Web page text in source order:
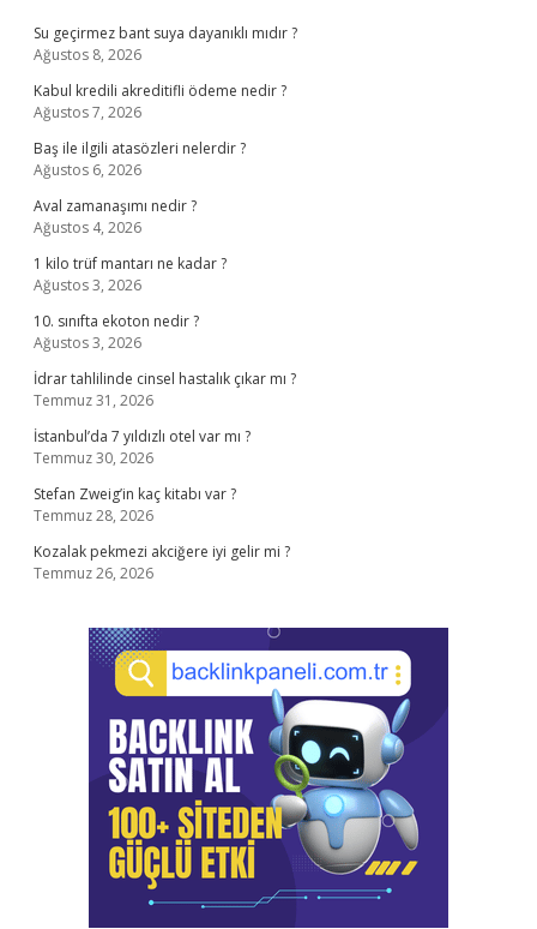
Su geçirmez bant suya dayanıklı mıdır ?
Ağustos 8, 2026
Kabul kredili akreditifli ödeme nedir ?
Ağustos 7, 2026
Baş ile ilgili atasözleri nelerdir ?
Ağustos 6, 2026
Aval zamanaşımı nedir ?
Ağustos 4, 2026
1 kilo trüf mantarı ne kadar ?
Ağustos 3, 2026
10. sınıfta ekoton nedir ?
Ağustos 3, 2026
İdrar tahlilinde cinsel hastalık çıkar mı ?
Temmuz 31, 2026
İstanbul’da 7 yıldızlı otel var mı ?
Temmuz 30, 2026
Stefan Zweig’in kaç kitabı var ?
Temmuz 28, 2026
Kozalak pekmezi akciğere iyi gelir mi ?
Temmuz 26, 2026